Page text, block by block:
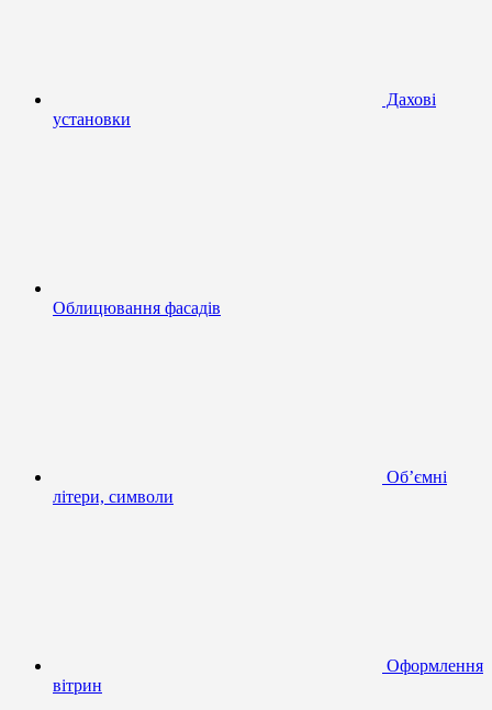
Дахові
установки
Облицювання фасадів
Об’ємні
літери, символи
Оформлення
вітрин